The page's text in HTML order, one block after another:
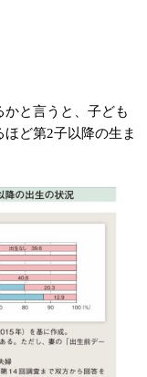
と言うと、子ども
ど第2子以降の生ま